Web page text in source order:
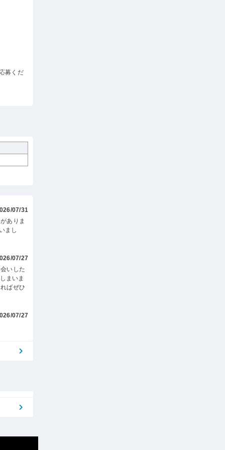
募くだ
07/31
ありま
まし
07/27
いした
まいま
ばぜひ
07/27